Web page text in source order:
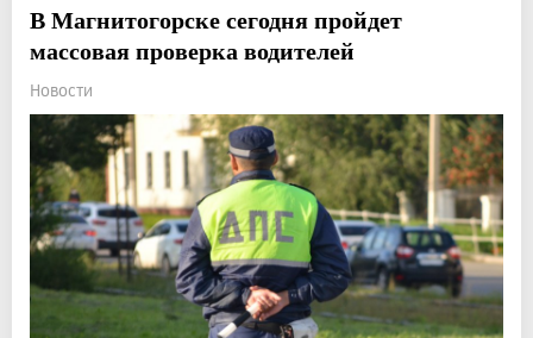
В Магнитогорске сегодня пройдет
массовая проверка водителей
Новости